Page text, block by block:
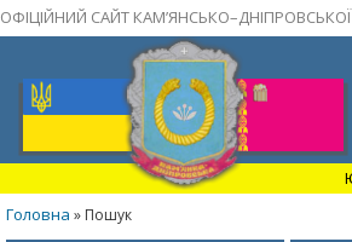
ОФІЦІЙНИЙ САЙТ
Головна » Пошук